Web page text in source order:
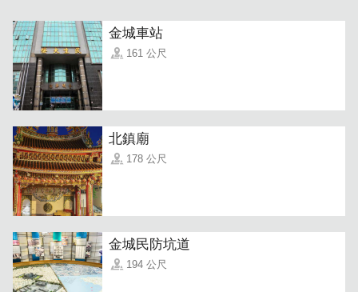
金城車站
161 公尺
北鎮廟
178 公尺
金城民防坑道
194 公尺